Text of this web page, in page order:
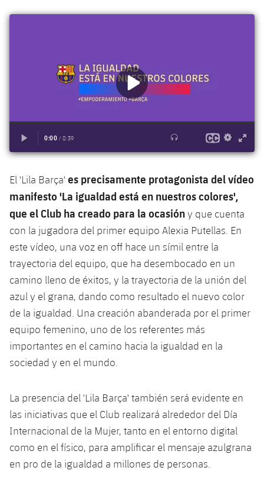
Palmarés
Clasificaciones
Fotos
Palmarés
Jugadores
Juvenil
Infantil
Alevín
PLUSICON
Información general
Noticias
Atletismo
Actualidad
Masculino
Femenino
Agenda
Baloncesto en silla de ruedas
Actualidad
Jugadores
Calendario
Resultados
Clasificaciones
Hockey sobre hielo
plusicon
más
Actualidad
Jugadores
Calendario
Resultados
Clasificaciones
Hockey hierba
plusicon
más
Noticias
Hockey Hierba Masculino
Hockey Hierba Femenino
Patinaje artístico
plusicon
más
Actualidad
Plantilla
Agenda
Escuela de Patinaje
plusicon
más
Actualidad
Calendario
Resultados
Clasificaciones
plusicon
más
Voleibol masculino
Voleibol femenino
plusicon
más
Apúntate a las amateurs
Carnet de las Secciones Amateurs
PLUSICON
MÁS
League of Legends
El 'Lila Barça' es precisamente protagonista del vídeo
manifesto 'La igualdad está en nuestros colores',
que el Club ha creado para la ocasióny que cuenta
con la jugadora del primer equipo Alexia Putellas. En
este vídeo, una voz en off hace un símil entre la
trayectoria del equipo, que ha desembocado en un
camino lleno de éxitos, y la trayectoria de la unión del
azul y el grana, dando como resultado el nuevo color
de la igualdad. Una creación abanderada por el primer
equipo femenino, uno de los referentes más
importantes en el camino hacia la igualdad en la
sociedad y en el mundo.
La presencia del 'Lila Barça' también será evidente en
las iniciativas que el Club realizará alrededor del Día
Internacional de la Mujer, tanto en el entorno digital
como en el físico, para amplificar el mensaje azulgrana
en pro de la igualdad a millones de personas.